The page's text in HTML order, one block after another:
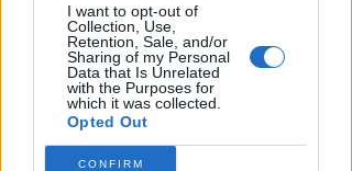
I want to opt-out of
Collection, Use,
Retention, Sale, and/or
Sharing of my Personal
Data that Is Unrelated
with the Purposes for
which it was collected.
Opted Out
CONFIRM